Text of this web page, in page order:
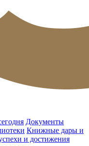
Документы
Книжные дары и
и достижения